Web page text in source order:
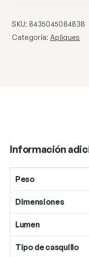
4000K
cantidad
SKU: 8435045084838
Categoría: Apliques
Información
Peso
Dimensiones
Lumen
Tipo de casquillo